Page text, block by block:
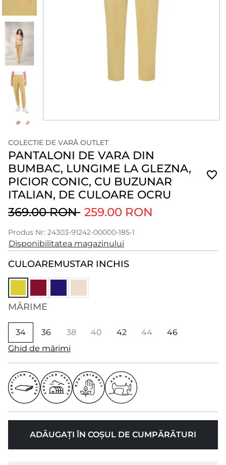
COLECTIE DE VARĂ OUTLET
PANTALONI DE VARA DIN
BUMBAC, LUNGIME LA GLEZNA,
PICIOR CONIC, CU BUZUNAR
ITALIAN, DE CULOARE OCRU
369.00 RON 259.00 RON
Produs Nr: 24303-91242-00000-185-1
Disponibilitatea magazinului
CULOAREMUSTAR INCHIS
MĂRIME
34 36 38 40 42 44
46
Ghid de mărimi
ADĂUGAȚI ÎN COȘUL DE CUMPĂRĂTURI